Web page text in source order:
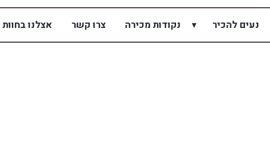
נעים להכיר נקודות מכירה צרו קשר אצלנו